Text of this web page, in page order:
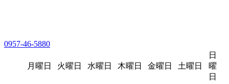
0957-46-5880
月曜日 火曜日 水曜日 木曜日 金曜日 土曜日
日
曜
日